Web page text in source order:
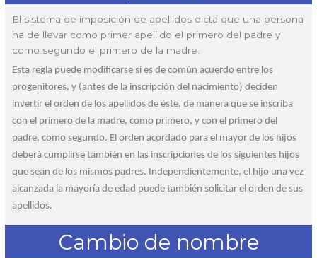
El sistema de imposición de apellidos dicta que una persona
ha de llevar como primer apellido el primero del padre y
como segundo el primero de la madre.
Esta regla puede modificarse si es de común acuerdo entre los
progenitores, y (antes de la inscripción del nacimiento) deciden
invertir el orden de los apellidos de éste, de manera que se inscriba
con el primero de la madre, como primero, y con el primero del
padre, como segundo. El orden acordado para el mayor de los hijos
deberá cumplirse también en las inscripciones de los siguientes hijos
que sean de los mismos padres. Independientemente, el hijo una vez
alcanzada la mayoría de edad puede también solicitar el orden de sus
apellidos.
Cambio de nombre